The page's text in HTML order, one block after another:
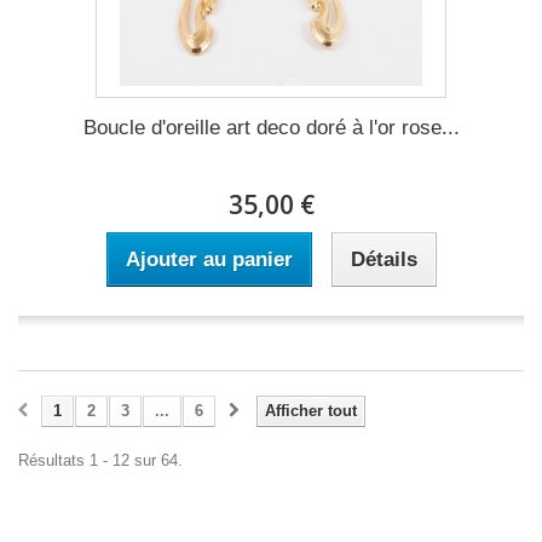
Boucle d'oreille art deco doré à l'or rose...
35,00 €
Ajouter au panier Détails
Afficher tout
1 2 3 ... 6
Résultats 1 - 12 sur 64.